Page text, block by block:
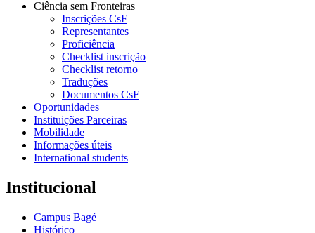
Ciência sem Fronteiras
Inscrições CsF
Representantes
Proficiência
Checklist inscrição
Checklist retorno
Traduções
Documentos CsF
Oportunidades
Instituições Parceiras
Mobilidade
Informações úteis
International students
Institucional
Campus Bagé
Histórico